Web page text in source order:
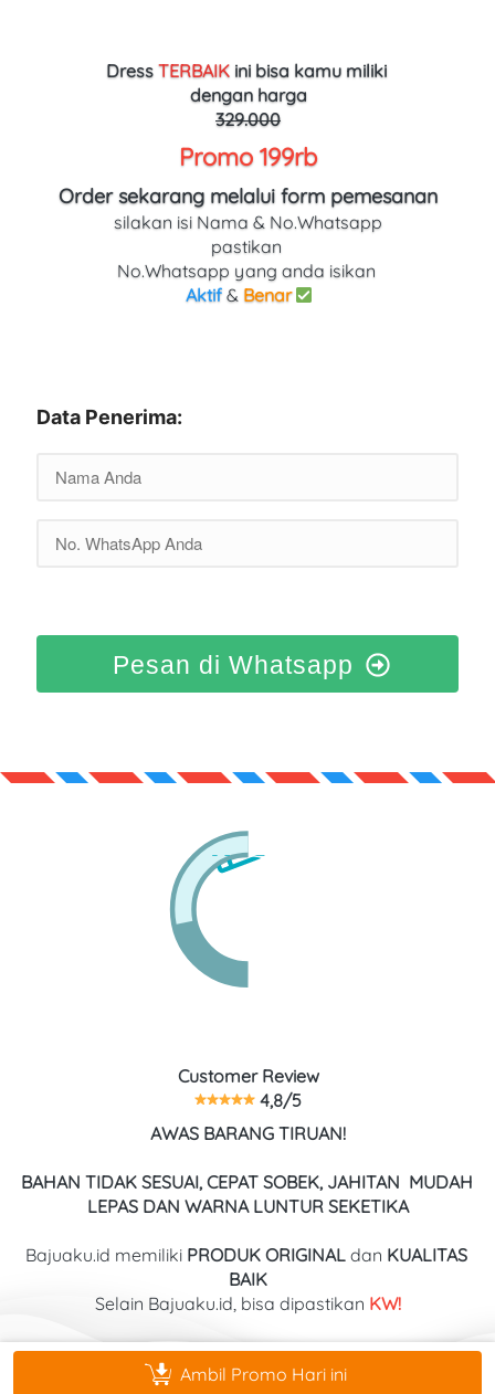
Dress TERBAIK ini bisa kamu miliki
dengan harga
329.000
Promo 199rb
Order sekarang melalui form pemesanan
silakan isi Nama & No.Whatsapp
pastikan
No.Whatsapp yang anda isikan
Aktif & Benar
Data Penerima:
Pesan di Whatsapp
Customer Review
4,8/5
AWAS BARANG TIRUAN!
BAHAN TIDAK SESUAI, CEPAT SOBEK, JAHITAN  MUDAH
LEPAS DAN WARNA LUNTUR SEKETIKA
Bajuaku.id memiliki PRODUK ORIGINAL dan KUALITAS
BAIK
Selain Bajuaku.id, bisa dipastikan KW!
` Ambil Promo Hari ini